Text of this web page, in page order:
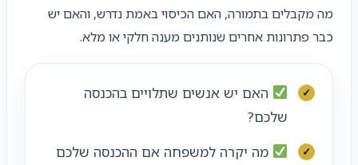
מה מקבלים בתמורה, האם הכיסוי באמת נדרש, והאם יש
כבר פתרונות אחרים שנותנים מענה חלקי או מלא.
האם יש אנשים שתלויים בהכנסה
שלכם?
מה יקרה למשפחה אם ההכנסה שלכם